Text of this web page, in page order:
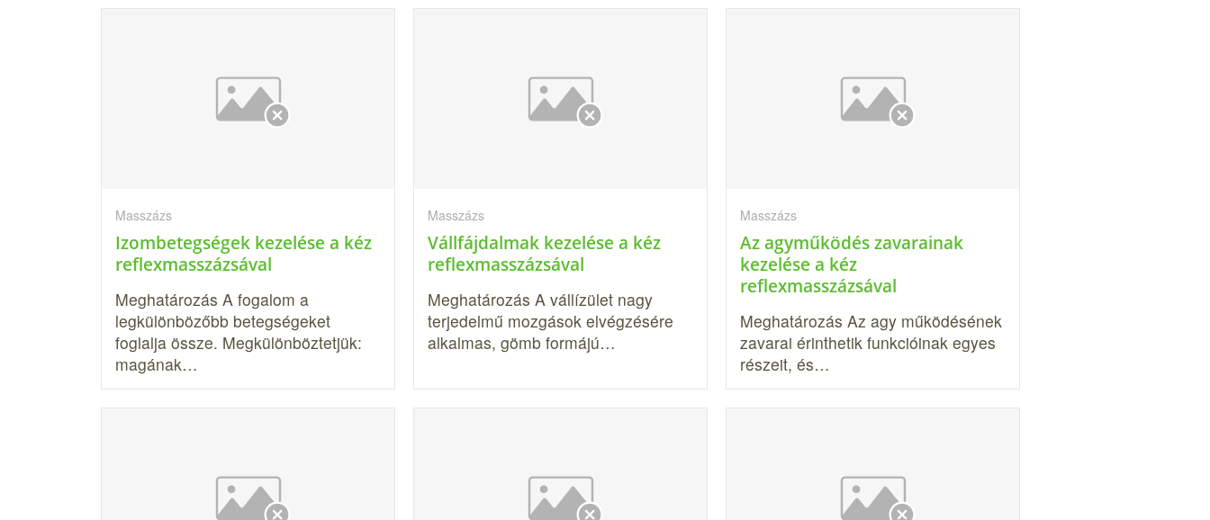
Masszázs
Izombetegségek kezelése a kéz
reflexmasszázsával
Meghatározás A fogalom a
legkülönbözőbb betegségeket
foglalja össze. Megkülönböztetjük:
magának…
Masszázs
Vállfájdalmak kezelése a kéz
reflexmasszázsával
Meghatározás A vállízület nagy
terjedelmű mozgások elvégzésére
alkalmas, gömb formájú…
Masszázs
Az agyműködés zavarainak
kezelése a kéz
reflexmasszázsával
Meghatározás Az agy működésének
zavarai érinthetik funkcióinak egyes
részeit, és…